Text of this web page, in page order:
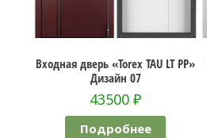
Входная дверь «Torex TAU LT PP»
Дизайн 07
43500 ₽
Подробнее